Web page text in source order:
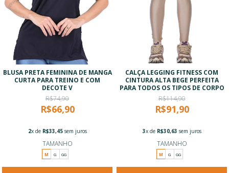
BLUSA PRETA FEMININA DE MANGA
CURTA PARA TREINO E COM
DECOTE V
R$74,90
R$66,90
2x de R$33,45sem juros
TAMANHO
M G GG
CALÇA LEGGING FITNESS COM
CINTURA ALTA BEGE PERFEITA
PARA TODOS OS TIPOS DE CORPO
R$114,90
R$91,90
3x de R$30,63 sem juros
TAMANHO
M G GG